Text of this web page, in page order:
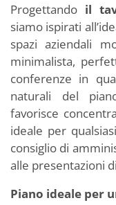
Progettando il
siamo ispirati
spazi aziendali
minimalista,
conferenze in
naturali del
favorisce
ideale per
consiglio di
alle presentazioni
Piano ideale per